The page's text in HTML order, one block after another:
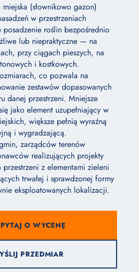
(słownikowo gazon)
w przestrzeniach
roślin bezpośrednio
lub niepraktyczne — na
przy ciągach pieszych, na
i kostkowych.
co pozwala na
zestawów dopasowanych
danej przestrzeni. Mniejsze
jako element uzupełniający w
większe pełnią wyraźną
i wygradzającą.
zarządców terenów
realizujących projekty
z elementami zieleni
trwałej i sprawdzonej formy
eksploatowanych lokalizacji.
O WYCENĘ
PRZEDMIAR